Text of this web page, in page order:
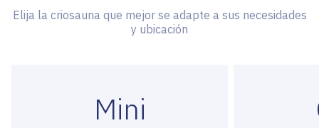
Elija la criosauna que mejor se adapte a sus necesidades
y ubicación
Mini